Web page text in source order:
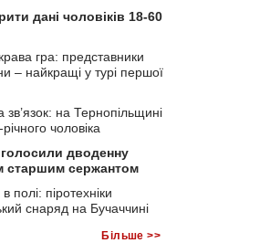
дані чоловіків 18-60
гра: представники
– найкращі у турі першої
на Тернопільщині
чоловіка
дводенну
старшим сержантом
полі: піротехніки
снаряд на Бучаччині
Більше >>